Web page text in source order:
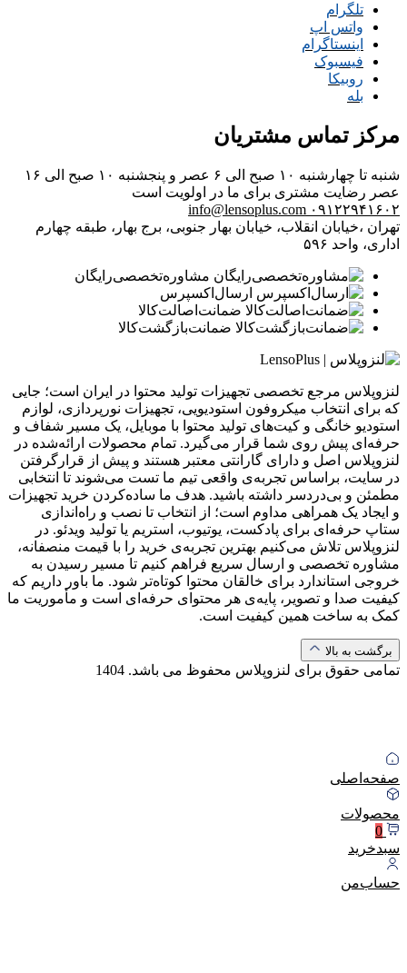
تلگرام
واتس اپ
اینستاگرام
فیسبوک
روبیکا
بله
مرکز تماس مشتریان
شنبه تا چهارشنبه ۱۰ صبح الی ۶ عصر و پنجشنبه ۱۰ صبح الی ۱۶
عصر رضایت مشتری برای ما در اولویت است
۰۹۱۲۲۹۴۱۶۰۲ info@lensoplus.com
تهران ،خیابان انقلاب، خیابان بهار جنوبی، برج بهار، طبقه چهارم
اداری، واحد ۵۹۶
مشاوره‌تخصصی‌رایگان
ارسال‌اکسپرس
ضمانت‌اصالت‌کالا
ضمانت‌بازگشت‌کالا
لنزوپلاس مرجع تخصصی تجهیزات تولید محتوا در ایران است؛ جایی
که برای انتخاب میکروفون استودیویی، تجهیزات نورپردازی، لوازم
استودیو خانگی و کیت‌های تولید محتوا با موبایل، یک مسیر شفاف و
حرفه‌ای پیش روی شما قرار می‌گیرد. تمام محصولات ارائه‌شده در
لنزوپلاس اصل و دارای گارانتی معتبر هستند و پیش از قرارگرفتن
در سایت، براساس تجربه‌ی واقعی تیم ما تست می‌شوند تا انتخابی
مطمئن و بی‌دردسر داشته باشید. هدف ما ساده‌کردن خرید تجهیزات
و ایجاد یک همراهی مداوم است؛ از انتخاب تا نصب و راه‌اندازی
ستاپ حرفه‌ای برای پادکست، یوتیوب، استریم یا تولید ویدئو. در
لنزوپلاس تلاش می‌کنیم بهترین تجربه‌ی خرید را با قیمت منصفانه،
مشاوره تخصصی و ارسال سریع فراهم کنیم تا مسیر رسیدن به
خروجی استاندارد برای خالقان محتوا کوتاه‌تر شود. ما باور داریم که
کیفیت صدا و تصویر، پایه‌ی هر محتوای حرفه‌ای است و مأموریت ما
کمک به ساخت همین کیفیت است.
برگشت به بالا
تمامی حقوق برای لنزوپلاس محفوظ می باشد. 1404
صفحه‌اصلی
محصولات
0
سبد‌خرید
حساب‌من